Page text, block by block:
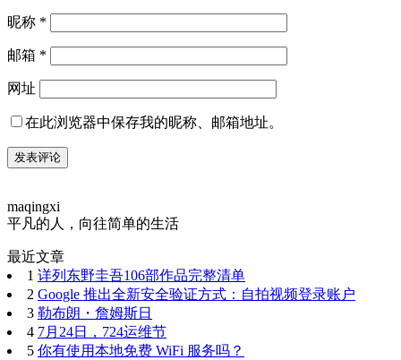
昵称 *
邮箱 *
网址
在此浏览器中保存我的昵称、邮箱地址。
maqingxi
平凡的人，向往简单的生活
最近文章
1 详列东野圭吾106部作品完整清单
2 Google 推出全新安全验证方式：自拍视频登录账户
3 勒布朗・詹姆斯日
4 7月24日，724运维节
5 你有使用本地免费 WiFi 服务吗？